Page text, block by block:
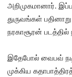
அறிமுகமானார்.
துருவங்கள்
நரகாசூரன் படத்தில்
இதேபோல் வைபவ்
முக்கிய